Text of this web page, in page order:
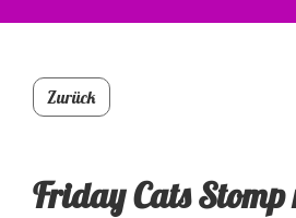
Zurück
Friday Cats